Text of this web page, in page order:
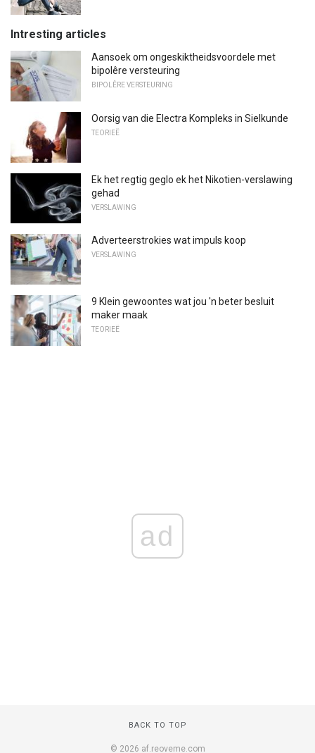
Intresting articles
Aansoek om ongeskiktheidsvoordele met
bipolêre versteuring
BIPOLÊRE VERSTEURING
Oorsig van die Electra Kompleks in Sielkunde
TEORIEË
Ek het regtig geglo ek het Nikotien-verslawing
gehad
VERSLAWING
Adverteerstrokies wat impuls koop
VERSLAWING
9 Klein gewoontes wat jou 'n beter besluit
maker maak
TEORIEË
ad
BACK TO TOP
© 2026 af.reoveme.com